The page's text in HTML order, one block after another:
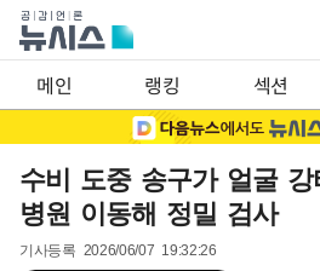
메인 랭킹 섹션
수비 도중 송구가 얼굴
병원 이동해 정밀 검사
기사등록 2026/06/07 19:32:26